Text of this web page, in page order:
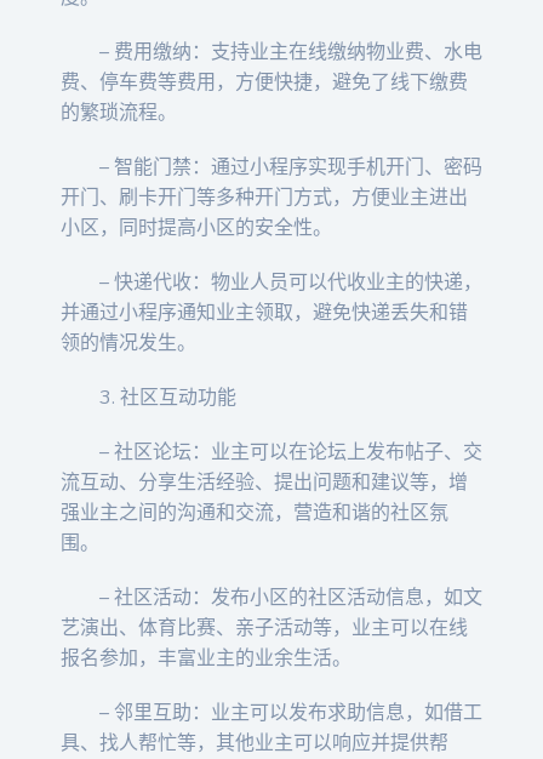
– 费用缴纳：支持业主在线缴纳物业费、水电
费、停车费等费用，方便快捷，避免了线下缴费
的繁琐流程。
– 智能门禁：通过小程序实现手机开门、密码
开门、刷卡开门等多种开门方式，方便业主进出
小区，同时提高小区的安全性。
– 快递代收：物业人员可以代收业主的快递，
并通过小程序通知业主领取，避免快递丢失和错
领的情况发生。
3. 社区互动功能
– 社区论坛：业主可以在论坛上发布帖子、交
流互动、分享生活经验、提出问题和建议等，增
强业主之间的沟通和交流，营造和谐的社区氛
围。
– 社区活动：发布小区的社区活动信息，如文
艺演出、体育比赛、亲子活动等，业主可以在线
报名参加，丰富业主的业余生活。
– 邻里互助：业主可以发布求助信息，如借工
具、找人帮忙等，其他业主可以响应并提供帮